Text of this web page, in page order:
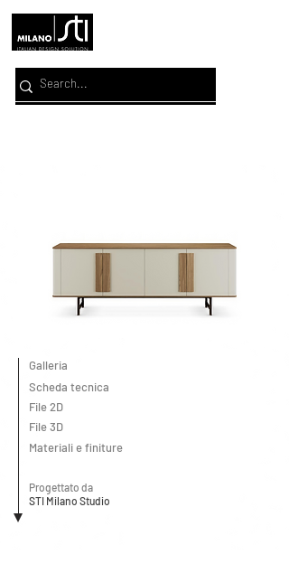
Galleria
Scheda tecnica
File 2D
File 3D
Materiali e finiture
Progettato da
STI Milano Studio